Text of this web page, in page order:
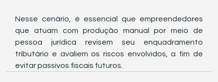
Nesse cenário, é essencial que empreendedores
que atuam com produção manual por meio de
pessoa jurídica revisem seu enquadramento
tributário e avaliem os riscos envolvidos, a fim de
evitar passivos fiscais futuros.